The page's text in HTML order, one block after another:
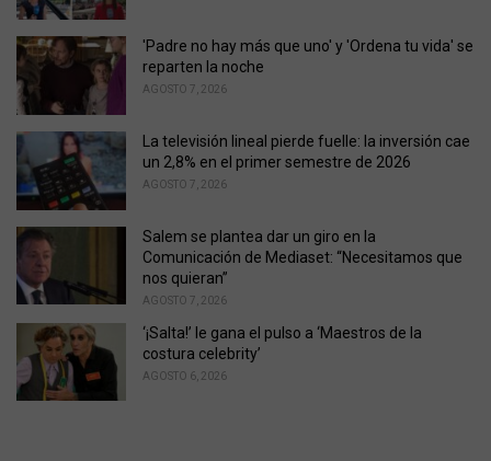
e
:
'Padre no hay más que uno' y 'Ordena tu vida' se
reparten la noche
AGOSTO 7, 2026
La televisión lineal pierde fuelle: la inversión cae
un 2,8% en el primer semestre de 2026
AGOSTO 7, 2026
Salem se plantea dar un giro en la
Comunicación de Mediaset: “Necesitamos que
nos quieran”
AGOSTO 7, 2026
‘¡Salta!’ le gana el pulso a ‘Maestros de la
costura celebrity’
AGOSTO 6, 2026